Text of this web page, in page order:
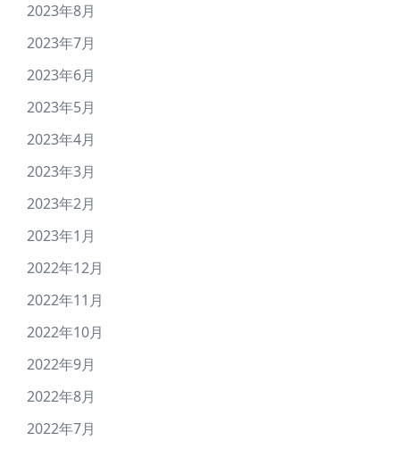
2023年8月
2023年7月
2023年6月
2023年5月
2023年4月
2023年3月
2023年2月
2023年1月
2022年12月
2022年11月
2022年10月
2022年9月
2022年8月
2022年7月